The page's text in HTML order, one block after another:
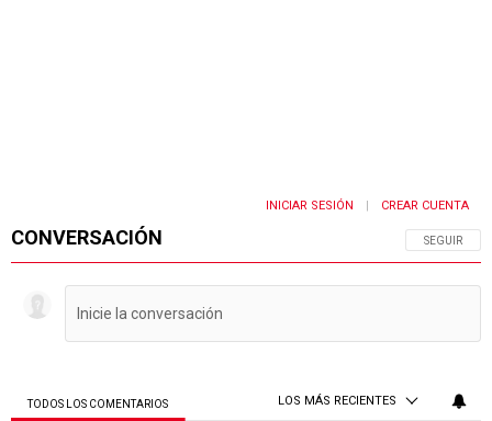
CONVERSACIÓN SIGA ESTA
SEGUIR
INICIAR SESIÓN CREAR CUENTA
TODOS LOS COMENTARIOS LOS MÁS RECIENTES